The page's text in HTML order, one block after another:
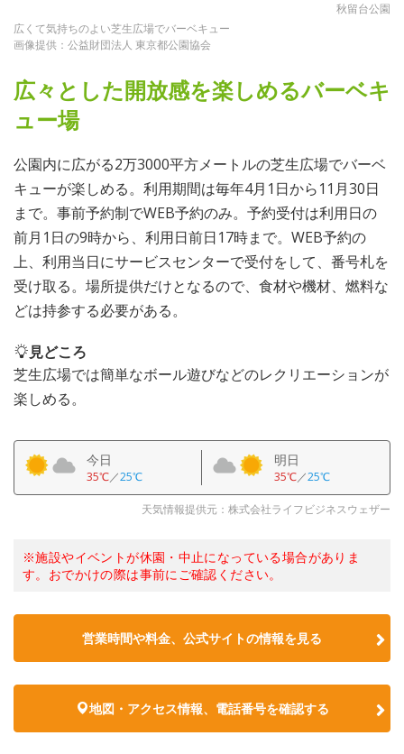
秋留台公園
広くて気持ちのよい芝生広場でバーベキュー
画像提供：公益財団法人 東京都公園協会
広々とした開放感を楽しめるバーベキ
ュー場
公園内に広がる2万3000平方メートルの芝生広場でバーベ
キューが楽しめる。利用期間は毎年4月1日から11月30日
まで。事前予約制でWEB予約のみ。予約受付は利用日の
前月1日の9時から、利用日前日17時まで。WEB予約の
上、利用当日にサービスセンターで受付をして、番号札を
受け取る。場所提供だけとなるので、食材や機材、燃料な
どは持参する必要がある。
見どころ
芝生広場では簡単なボール遊びなどのレクリエーションが
楽しめる。
今日
35℃／25℃
明日
35℃／25℃
天気情報提供元：株式会社ライフビジネスウェザー
※施設やイベントが休園・中止になっている場合がありま
す。おでかけの際は事前にご確認ください。
営業時間や料金、公式サイトの情報を見る
地図・アクセス情報、電話番号を確認する